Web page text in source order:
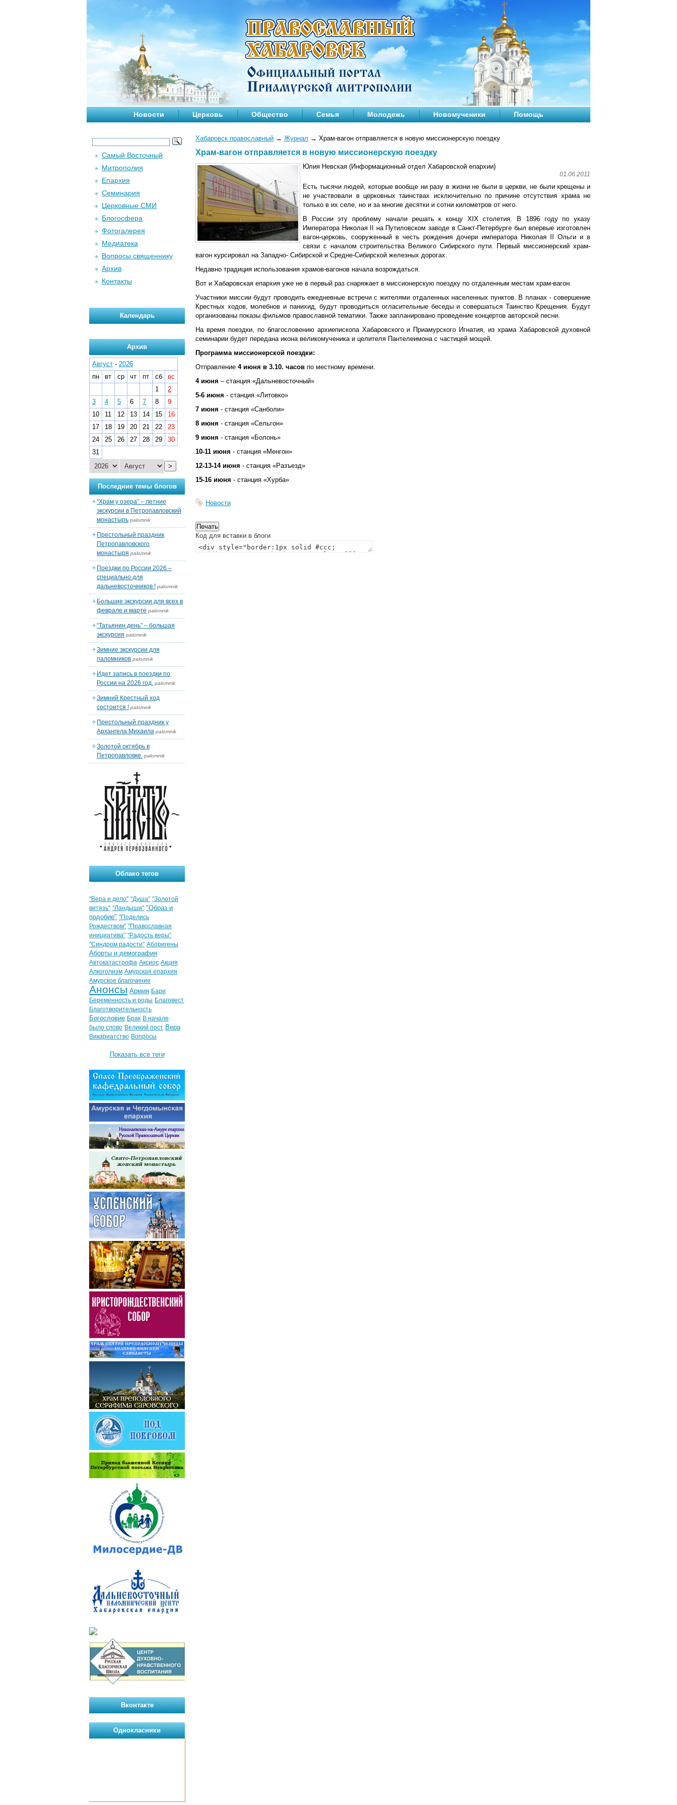
Новости Церковь Общество Семья Молодежь Новомученики Помощь
Хабаровск православный → Журнал → Храм-вагон отправляется в новую миссионерскую поездку
Храм-вагон отправляется в новую миссионерскую поездку
Юлия Невская (Информационный отдел Хабаровской епархии)
01.06.2011
Есть тысячи людей, которые вообще ни разу в жизни не были в церкви, не были крещены и
не участвовали в церковных таинствах исключительно по причине отсутствия храма не
только в их селе, но и за многие десятки и сотни километров от него.
В России эту проблему начали решать к концу XIX столетия. В 1896 году по указу
Императора Николая II на Путиловском заводе в Санкт-Петербурге был впервые изготовлен
вагон-церковь, сооруженный в честь рождения дочери императора Николая II Ольги и в
связи с началом строительства Великого Сибирского пути. Первый миссионерский храм-
вагон курсировал на Западно- Сибирской и Средне-Сибирской железных дорогах.
Недавно традиция использования храмов-вагонов начала возрождаться.
Вот и Хабаровская епархия уже не в первый раз снаряжает в миссионерскую поездку по отдаленным местам храм-вагон.
Участники миссии будут проводить ежедневные встречи с жителями отдаленных населенных пунктов. В планах - совершение
Крестных ходов, молебнов и панихид, будут проводиться огласительные беседы и совершаться Таинство Крещения. Будут
организованы показы фильмов православной тематики. Также запланировано проведение концертов авторской песни.
На время поездки, по благословению архиепископа Хабаровского и Приамурского Игнатия, из храма Хабаровской духовной
семинарии будет передана икона великомученика и целителя Пантелеимона с частицей мощей.
Программа миссионерской поездки:
Отправление 4 июня в 3.10. часов по местному времени.
4 июня – станция «Дальневосточный»
5-6 июня - станция «Литовко»
7 июня - станция «Санболи»
8 июня - станция «Сельгон»
9 июня - станция «Болонь»
10-11 июня - станция «Менгон»
12-13-14 июня - станция «Разъезд»
15-16 июня - станция «Хурба»
Новости
Код для вставки в блоги
Самый Восточный
Митрополия
Епархия
Семинария
Церковные СМИ
Блогосфера
Фотогалерея
Медиатека
Вопросы священнику
Архив
Контакты
Календарь
Архив
Август - 2026
пн
вт ср чт пт сб
вс
1
2
3
4 5 6 7 8
9
10
11 12 13 14 15
16
17
18 19 20 21 22
23
24
25 26 27 28 29
30
31
>
Последние темы блогов
“Храм у озера” – летние
экскурсии в Петропавловский
монастырь palomnik
Престольный праздник
Петропавловского
монастыря palomnik
Поездки по России 2026 –
специально для
дальневосточников ! palomnik
Большие экскурсии для всех в
феврале и марте palomnik
“Татьянин день” – большая
экскурсия palomnik
Зимние экскурсии для
паломников palomnik
Идет запись в поездки по
России на 2026 год. palomnik
Зимний Крестный ход
состоится ! palomnik
Престольный праздник у
Архангела Михаила palomnik
Золотой октябрь в
Петропавловке. palomnik
Облако тегов
"Вера и дело" "Душа" "Золотой
витязь" "Ландыши" "Образ и
подобие" "Поделись
Рождеством" "Православная
инициатива" "Радость веры"
"Синдром радости" Аборигены
Аборты и демография
Автокатастрофа Аксиос Акция
Алкоголизм Амурская епархия
Амурское благочиние
Анонсы Армия Бари
Беременность и роды Благовест
Благотворительность
Богословие Брак В начале
было слово Великий пост Вера
Викариатство Вопросы
Показать все теги
Вконтакте
Однокласники